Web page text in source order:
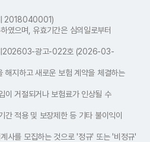
2018​040001)
였으며, 유효기간은 심의일로부터
제202603-광고-022호 (2026-03-
해지하고 새로운 보험 계약을 체결하는
거절되거나 보험료가 인상될 수
적용 및 보장제한 등 기타 불이익이
사를 모집하는 것으로 '정규' 또는 '비정규'